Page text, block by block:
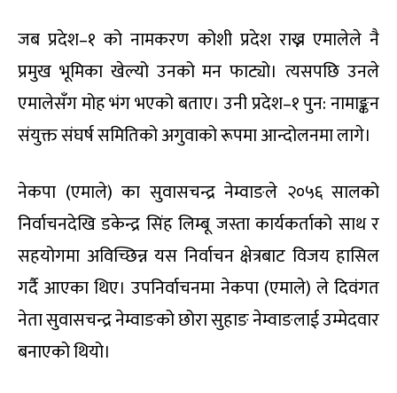
जब प्रदेश–१ को नामकरण कोशी प्रदेश राख्न एमालेले नै
प्रमुख भूमिका खेल्यो उनको मन फाट्यो। त्यसपछि उनले
एमालेसँग मोह भंग भएको बताए। उनी प्रदेश–१ पुन: नामाङ्कन
संयुक्त संघर्ष समितिको अगुवाको रूपमा आन्दोलनमा लागे।
नेकपा (एमाले) का सुवासचन्द्र नेम्वाङले २०५६ सालको
निर्वाचनदेखि डकेन्द्र सिंह लिम्बू जस्ता कार्यकर्ताको साथ र
सहयोगमा अविच्छिन्न यस निर्वाचन क्षेत्रबाट विजय हासिल
गर्दै आएका थिए। उपनिर्वाचनमा नेकपा (एमाले) ले दिवंगत
नेता सुवासचन्द्र नेम्वाङको छोरा सुहाङ नेम्वाङलाई उम्मेदवार
बनाएको थियो।